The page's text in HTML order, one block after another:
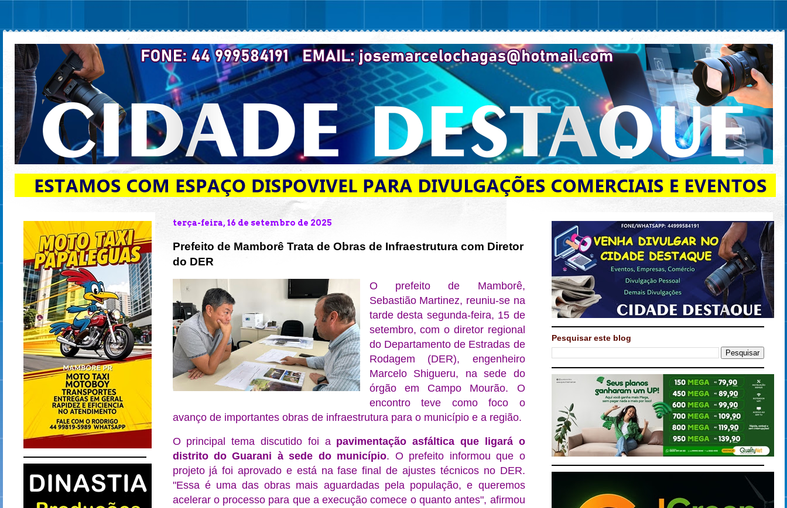
terça-feira, 16 de setembro de 2025
Prefeito de Mamborê Trata de Obras de Infraestrutura com Diretor
do DER
O prefeito de Mamborê,
Sebastião Martinez, reuniu-se na
tarde desta segunda-feira, 15 de
setembro, com o diretor regional
do Departamento de Estradas de
Rodagem (DER), engenheiro
Marcelo Shigueru, na sede do
órgão em Campo Mourão. O
encontro teve como foco o
avanço de importantes obras de infraestrutura para o município e a região.
O principal tema discutido foi a pavimentação asfáltica que ligará o
distrito do Guarani à sede do município. O prefeito informou que o
projeto já foi aprovado e está na fase final de ajustes técnicos no DER.
"Essa é uma das obras mais aguardadas pela população, e queremos
acelerar o processo para que a execução comece o quanto antes", afirmou
Pesquisar este blog